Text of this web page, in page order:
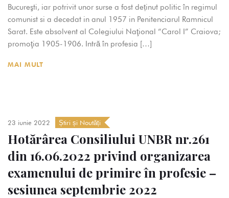
Bucureşti, iar potrivit unor surse a fost deținut politic în regimul
comunist si a decedat in anul 1957 in Penitenciarul Ramnicul
Sarat. Este absolvent al Colegiului Naţional “Carol I” Craiova;
promoţia 1905-1906. Intră în profesia […]
MAI MULT
23 iunie 2022 Știri și Noutăți
Hotărârea Consiliului UNBR nr.261
din 16.06.2022 privind organizarea
examenului de primire în profesie –
sesiunea septembrie 2022